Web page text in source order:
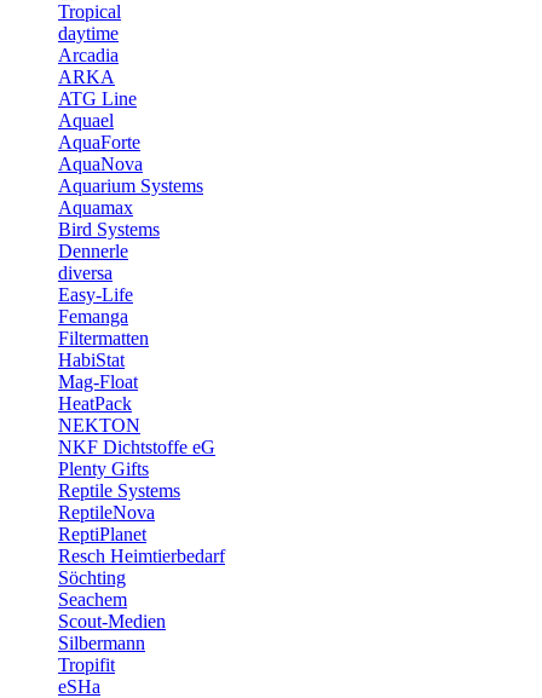
Tropical
daytime
Arcadia
ARKA
ATG Line
Aquael
AquaForte
AquaNova
Aquarium Systems
Aquamax
Bird Systems
Dennerle
diversa
Easy-Life
Femanga
Filtermatten
HabiStat
Mag-Float
HeatPack
NEKTON
NKF Dichtstoffe eG
Plenty Gifts
Reptile Systems
ReptileNova
ReptiPlanet
Resch Heimtierbedarf
Söchting
Seachem
Scout-Medien
Silbermann
Tropifit
eSHa